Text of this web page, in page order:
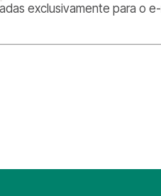
exclusivamente para o